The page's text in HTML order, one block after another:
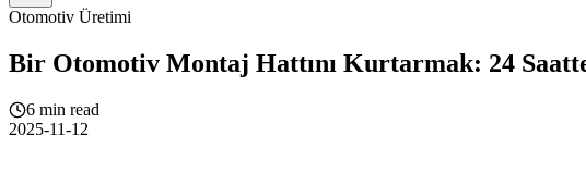
Otomotiv Üretimi
Bir Otomotiv Montaj Hattını Kurtarmak: 24
6 min read
2025-11-12